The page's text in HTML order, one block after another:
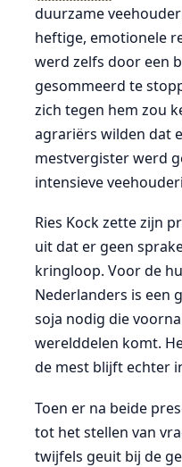
duurzame
heftige, emotionele
werd zelfs door een
gesommeerd te
zich tegen hem zou
agrariërs wilden dat
mestvergister werd
intensieve
Ries Kock zette zijn
uit dat er geen
kringloop. Voor de
Nederlanders is een
soja nodig die
werelddelen komt.
de mest blijft echter
Toen er na beide
tot het stellen van
twijfels geuit bij de